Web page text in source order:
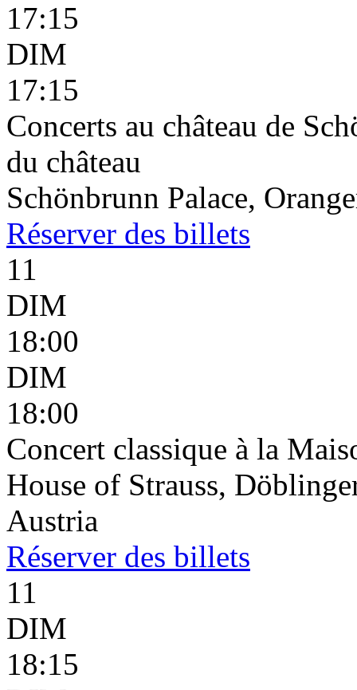
17:15
DIM
17:15
Concerts au château de
du château
Schönbrunn Palace,
Réserver des billets
11
DIM
18:00
DIM
18:00
Concert classique à la
House of Strauss,
Austria
Réserver des billets
11
DIM
18:15